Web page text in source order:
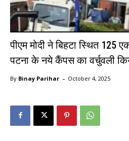
पीएम मोदी ने बिहटा स्थित
पटना के नये कैंपस का वर्चुवली
By Binay Parihar - October 4, 2025